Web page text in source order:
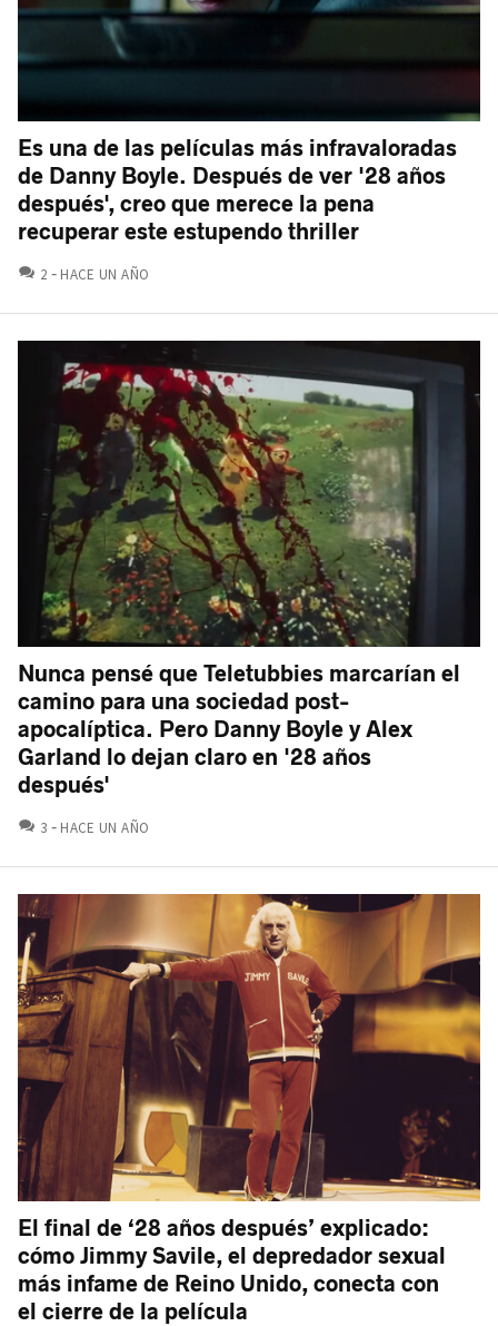
Es una de las películas más infravaloradas
de Danny Boyle. Después de ver '28 años
después', creo que merece la pena
recuperar este estupendo thriller
2 COMENTARIOS
HACE UN AÑO
Nunca pensé que Teletubbies marcarían el
camino para una sociedad post-
apocalíptica. Pero Danny Boyle y Alex
Garland lo dejan claro en '28 años
después'
3 COMENTARIOS
HACE UN AÑO
El final de ‘28 años después’ explicado:
cómo Jimmy Savile, el depredador sexual
más infame de Reino Unido, conecta con
el cierre de la película